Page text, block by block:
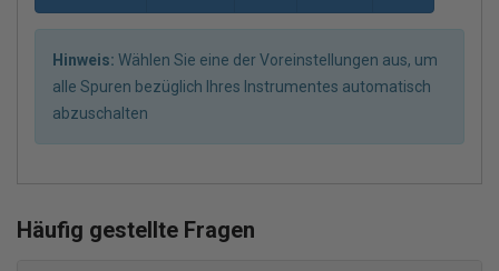
Hinweis: Wählen Sie eine der Voreinstellungen aus, um
alle Spuren bezüglich Ihres Instrumentes automatisch
abzuschalten
Häufig gestellte Fragen